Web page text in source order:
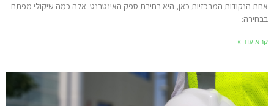
הנקודות המרכזיות כאן, היא בחירת ספק האינטרנט. אלה כמה שיקולי מפתח
עוד »